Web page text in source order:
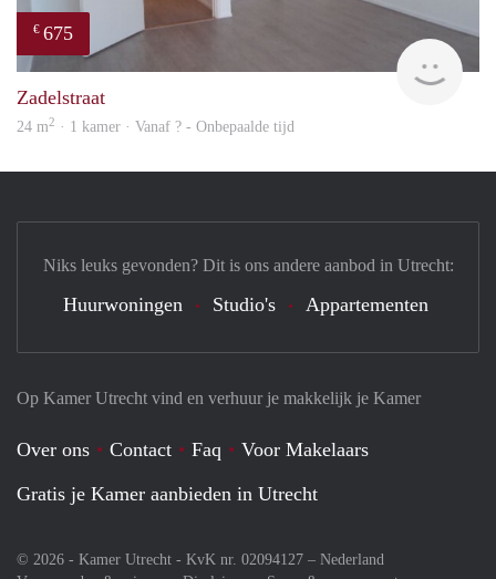
€ 675
Zadelstraat
24 m2 · 1 kamer · Vanaf ? - Onbepaalde tijd
Op Kamer Utrecht vind en verhuur je makkelijk je Kamer
Over ons Contact Faq
Voor Makelaars
Gratis je Kamer aanbieden in Utrecht
© 2026 - Kamer Utrecht - KvK nr. 02094127 – Nederland
Niks leuks gevonden? Dit is ons andere aanbod in Utrecht:
Huurwoningen Studio's Appartementen